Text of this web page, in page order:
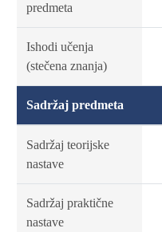
predmeta
Ishodi učenja
(stečena znanja)
Sadržaj predmeta
Sadržaj teorijske
nastave
Sadržaj praktične
nastave